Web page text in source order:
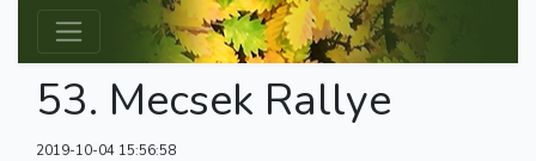
53. Mecsek Rallye
2019-10-04 15:56:58